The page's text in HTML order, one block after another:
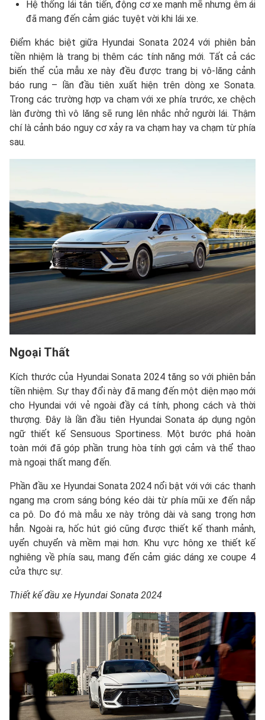
Hệ thống lái tân tiến, động cơ xe mạnh mẽ nhưng êm ái
đã mang đến cảm giác tuyệt vời khi lái xe.
Điểm khác biệt giữa Hyundai Sonata 2024 với phiên bản
tiền nhiệm là trang bị thêm các tính năng mới. Tất cả các
biến thể của mẫu xe này đều được trang bị vô-lăng cảnh
báo rung – lần đầu tiên xuất hiện trên dòng xe Sonata.
Trong các trường hợp va chạm với xe phía trước, xe chệch
làn đường thì vô lăng sẽ rung lên nhắc nhở người lái. Thậm
chí là cảnh báo nguy cơ xảy ra va chạm hay va chạm từ phía
sau.
Ngoại Thất
Kích thước của Hyundai Sonata 2024 tăng so với phiên bản
tiền nhiệm. Sự thay đổi này đã mang đến một diện mạo mới
cho Hyundai với vẻ ngoài đầy cá tính, phong cách và thời
thượng. Đây là lần đầu tiên Hyundai Sonata áp dụng ngôn
ngữ thiết kế Sensuous Sportiness. Một bước phá hoàn
toàn mới đã góp phần trung hòa tính gợi cảm và thể thao
mà ngoại thất mang đến.
Phần đầu xe Hyundai Sonata 2024 nổi bật với với các thanh
ngang mạ crom sáng bóng kéo dài từ phía mũi xe đến nắp
ca pô. Do đó mà mẫu xe này trông dài và sang trọng hơn
hẳn. Ngoài ra, hốc hút gió cũng được thiết kế thanh mảnh,
uyển chuyển và mềm mại hơn. Khu vực hông xe thiết kế
nghiêng về phía sau, mang đến cảm giác dáng xe coupe 4
cửa thực sự.
Thiết kế đầu xe Hyundai Sonata 2024